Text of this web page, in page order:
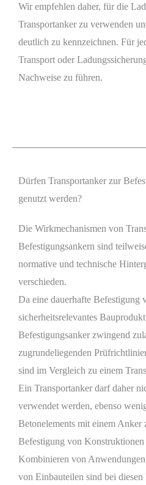
Wir empfehlen daher, für die
Transportanker zu verwenden
deutlich zu kennzeichnen. Für
Transport oder
Nachweise zu führen.
Dürfen Transportanker zur
genutzt werden?
Die Wirkmechanismen von
Befestigungsankern sind
normative und technische
verschieden.
Da eine dauerhafte Befestigung
sicherheitsrelevantes
Befestigungsanker zwingend
zugrundeliegenden
sind im Vergleich zu einem
Ein Transportanker darf daher
verwendet werden, ebenso
Betonelements mit einem Anker
Befestigung von
Kombinieren von
von Einbauteilen sind bei